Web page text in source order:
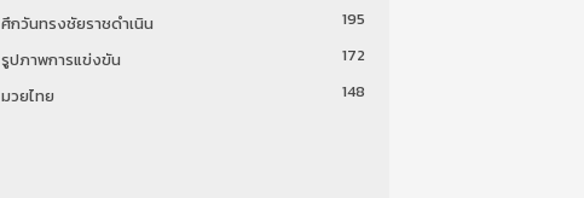
ศึกวันทรงชัยราชดำเนิน
195
รูปภาพการแข่งขัน
172
มวยไทย
148